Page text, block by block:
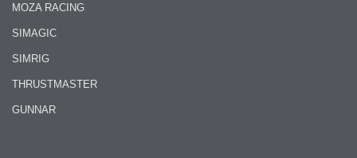
MOZA RACING
SIMAGIC
SIMRIG
THRUSTMASTER
GUNNAR